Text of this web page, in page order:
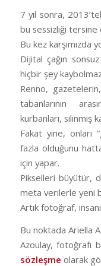
7 yıl sonra,
bu sessizliği tersine
Bu kez karşımızda
Dijital çağın
hiçbir şey
Renno,
tabanlarının
kurbanları, silinmiş
Fakat yine, onları
fazla olduğunu
için yapar.
Pikselleri büyütür,
meta verilerle yeni
Artık fotoğraf,
Bu noktada Ariella
Azoulay, fotoğrafı
sözleşme olarak